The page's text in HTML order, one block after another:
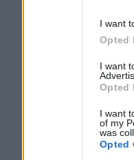
I want
Opted
I want
Opted
I want
of my
was
Opted